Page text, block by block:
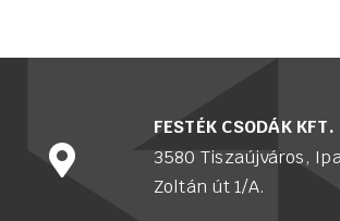
FESTÉK CSODÁK KFT.
3580 Tiszaújváros,
Zoltán út 1/A.